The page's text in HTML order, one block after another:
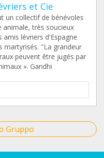
et Cie
un collectif de bénévoles
animale, très soucieux
lévriers d'Espagne
martyrisés. "La grandeur
peuvent être jugés par
». Gandhi
Gruppo